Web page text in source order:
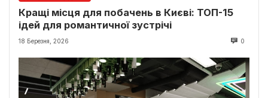
Кращі місця для побачень в Києві: ТОП-15
ідей для романтичної зустрічі
18 Березня, 2026 0